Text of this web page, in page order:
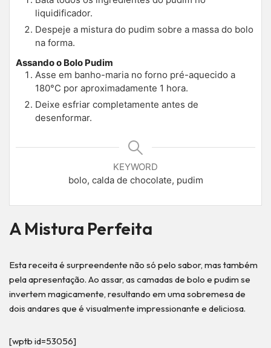
liquidificador.
Despeje a mistura do pudim sobre a massa do bolo
na forma.
Assando o Bolo Pudim
Asse em banho-maria no forno pré-aquecido a
180°C por aproximadamente 1 hora.
Deixe esfriar completamente antes de
desenformar.
KEYWORD
bolo, calda de chocolate, pudim
A Mistura Perfeita
Esta receita é surpreendente não só pelo sabor, mas também
pela apresentação. Ao assar, as camadas de bolo e pudim se
invertem magicamente, resultando em uma sobremesa de
dois andares que é visualmente impressionante e deliciosa.
[wptb id=53056]